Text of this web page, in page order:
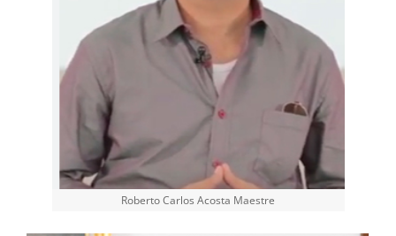
Roberto Carlos Acosta Maestre